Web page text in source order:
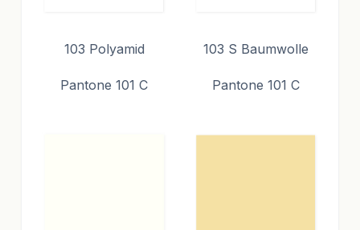
103 Polyamid
Pantone 101 C
103 S Baumwolle
Pantone 101 C